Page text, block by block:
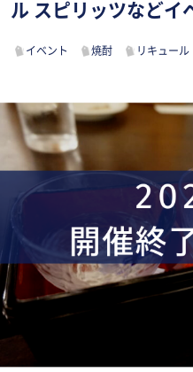
ル スピリッツなどイ
イベント 焼酎 リキュール